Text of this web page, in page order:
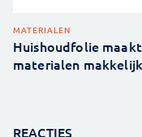
MATERIALEN
Huishoudfolie
materialen
REACTIES